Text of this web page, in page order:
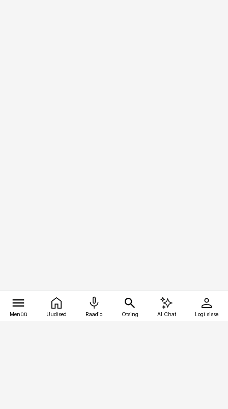
Menüü Uudised Raadio Otsing AI Chat Logi sisse